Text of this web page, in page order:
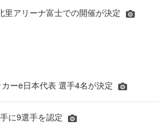
アリーナ富士での開催が決定
ーe日本代表 選手4名が決定
に9選手を認定